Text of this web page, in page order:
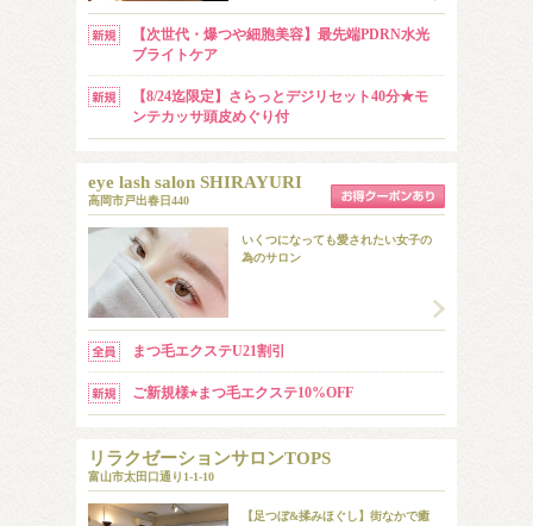
​【次世代・爆つや細胞美容】最先端PDRN水光
ブライトケア ​
​【8/24迄限定】さらっとデジリセット40分★モ
ンテカッサ頭皮めぐり付
eye lash salon SHIRAYURI
高岡市戸出春日440
いくつになっても愛されたい女子の
為のサロン
まつ毛エクステU21割引
ご新規様⭐︎まつ毛エクステ10%OFF
リラクゼーションサロンTOPS
富山市太田口通り1-1-10
【足つぼ&揉みほぐし】街なかで癒